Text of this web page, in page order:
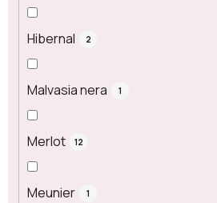
Hibernal 2
Malvasia nera 1
Merlot 12
Meunier 1